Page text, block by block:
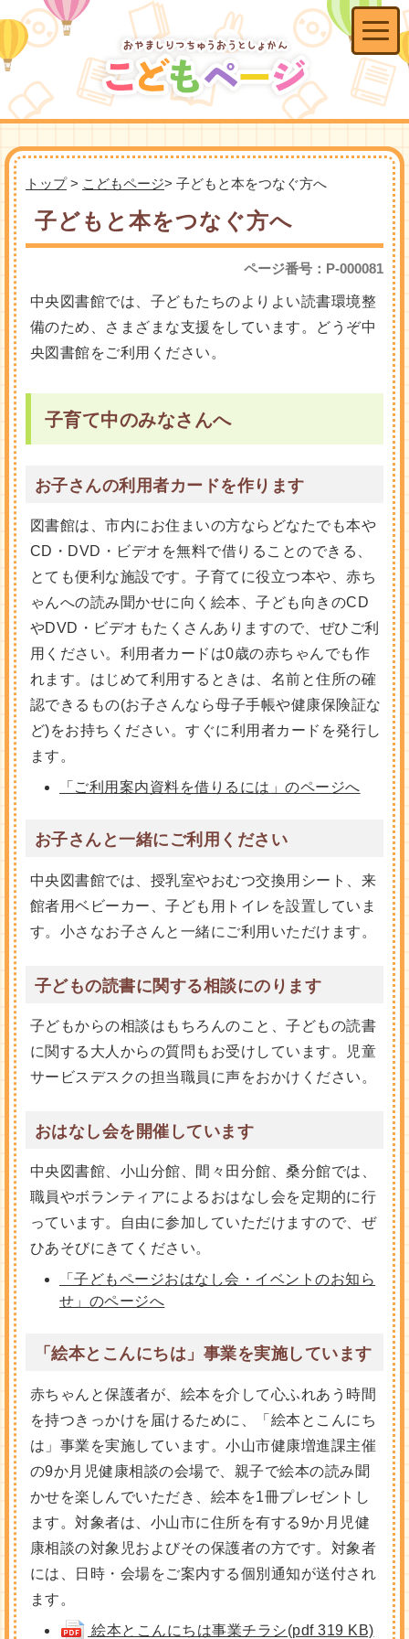
トップ> こどもページ> 子どもと本をつなぐ方へ
子どもと本をつなぐ方へ
ページ番号：P-000081
中央図書館では、子どもたちのよりよい読書環境整
備のため、さまざまな支援をしています。どうぞ中
央図書館をご利用ください。
子育て中のみなさんへ
お子さんの利用者カードを作ります
図書館は、市内にお住まいの方ならどなたでも本や
CD・DVD・ビデオを無料で借りることのできる、
とても便利な施設です。子育てに役立つ本や、赤ち
ゃんへの読み聞かせに向く絵本、子ども向きのCD
やDVD・ビデオもたくさんありますので、ぜひご利
用ください。利用者カードは0歳の赤ちゃんでも作
れます。はじめて利用するときは、名前と住所の確
認できるもの(お子さんなら母子手帳や健康保険証な
ど)をお持ちください。すぐに利用者カードを発行し
ます。
「ご利用案内資料を借りるには」のページへ
お子さんと一緒にご利用ください
中央図書館では、授乳室やおむつ交換用シート、来
館者用ベビーカー、子ども用トイレを設置していま
す。小さなお子さんと一緒にご利用いただけます。
子どもの読書に関する相談にのります
子どもからの相談はもちろんのこと、子どもの読書
に関する大人からの質問もお受けしています。児童
サービスデスクの担当職員に声をおかけください。
おはなし会を開催しています
中央図書館、小山分館、間々田分館、桑分館では、
職員やボランティアによるおはなし会を定期的に行
っています。自由に参加していただけますので、ぜ
ひあそびにきてください。
「子どもページおはなし会・イベントのお知ら
せ」のページへ
「絵本とこんにちは」事業を実施しています
赤ちゃんと保護者が、絵本を介して心ふれあう時間
を持つきっかけを届けるために、「絵本とこんにち
は」事業を実施しています。小山市健康増進課主催
の9か月児健康相談の会場で、親子で絵本の読み聞
かせを楽しんでいただき、絵本を1冊プレゼントし
ます。対象者は、小山市に住所を有する9か月児健
康相談の対象児およびその保護者の方です。対象者
には、日時・会場をご案内する個別通知が送付され
ます。
絵本とこんにちは事業チラシ(pdf 319 KB)